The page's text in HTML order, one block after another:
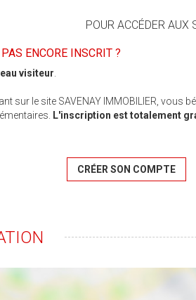
POUR ACCÉDER
ENCORE INSCRIT ?
visiteur.
sur le site SAVENAY IMMOBILIER, vous
L'inscription est totalement
CRÉER SON COMPTE